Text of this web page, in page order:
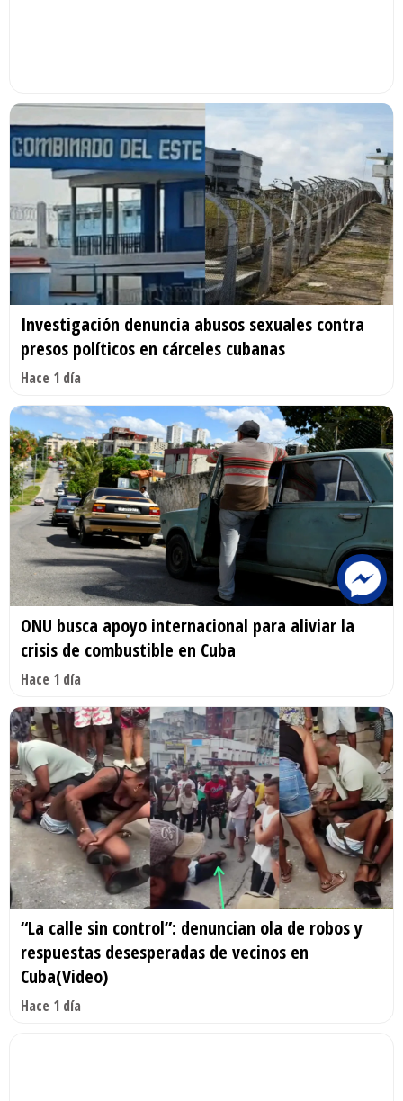
Investigación denuncia abusos sexuales contra
presos políticos en cárceles cubanas
Hace 1 día
ONU busca apoyo internacional para aliviar la
crisis de combustible en Cuba
Hace 1 día
“La calle sin control”: denuncian ola de robos y
respuestas desesperadas de vecinos en
Cuba(Video)
Hace 1 día